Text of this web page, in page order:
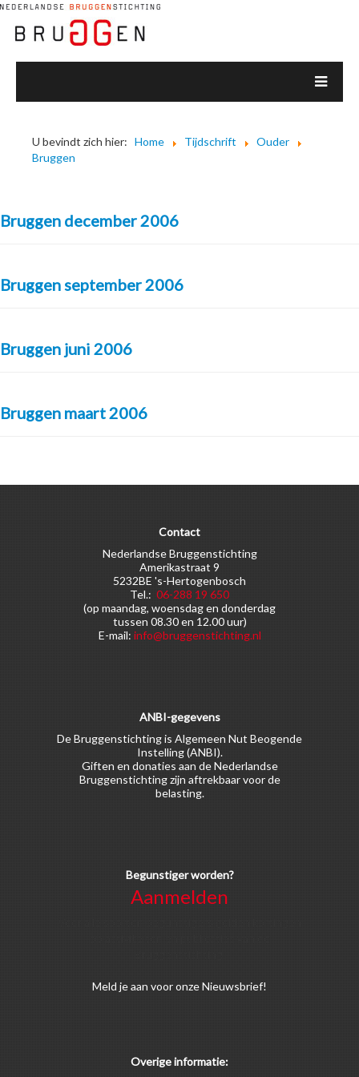
U bevindt zich hier: Home Tijdschrift
Ouder
Bruggen
Bruggen december 2006
Bruggen september 2006
Bruggen juni 2006
Bruggen maart 2006
Contact
Nederlandse Bruggenstichting
Amerikastraat 9
5232BE 's-Hertogenbosch
Tel.: 06-288 19 650
(op maandag, woensdag en donderdag
tussen 08.30 en 12.00 uur)
E-mail: info@bruggenstichting.nl
ANBI-gegevens
De Bruggenstichting is Algemeen Nut Beogende
Instelling (ANBI).
Giften en donaties aan de Nederlandse
Bruggenstichting zijn aftrekbaar voor de
belasting.
Begunstiger worden?
Aanmelden
Meld je aan voor onze Nieuwsbrief!
Overige informatie: